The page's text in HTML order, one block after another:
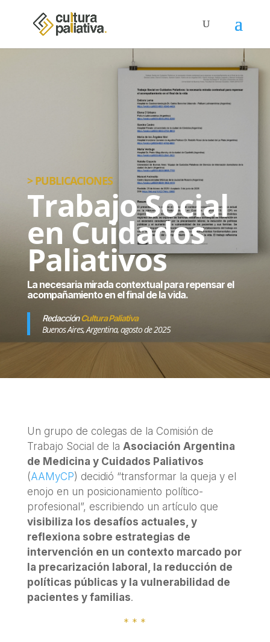
> PUBLICACIONES
Trabajo Social
en Cuidados
Paliativos
La necesaria mirada contextual para repensar el
acompañamiento en el final de la vida.
RedacciónCultura Paliativa
Buenos Aires, Argentina, agosto de 2025
Un grupo de colegas de la Comisión de
Trabajo Social de la Asociación Argentina
de Medicina y Cuidados Paliativos
(AAMyCP) decidió “transformar la queja y el
enojo en un posicionamiento político-
profesional”, escribiendo un artículo que
visibiliza los desafíos actuales, y
reflexiona sobre estrategias de
intervención en un contexto marcado por
la precarización laboral, la reducción de
políticas públicas y la vulnerabilidad de
pacientes y familias.
* * *